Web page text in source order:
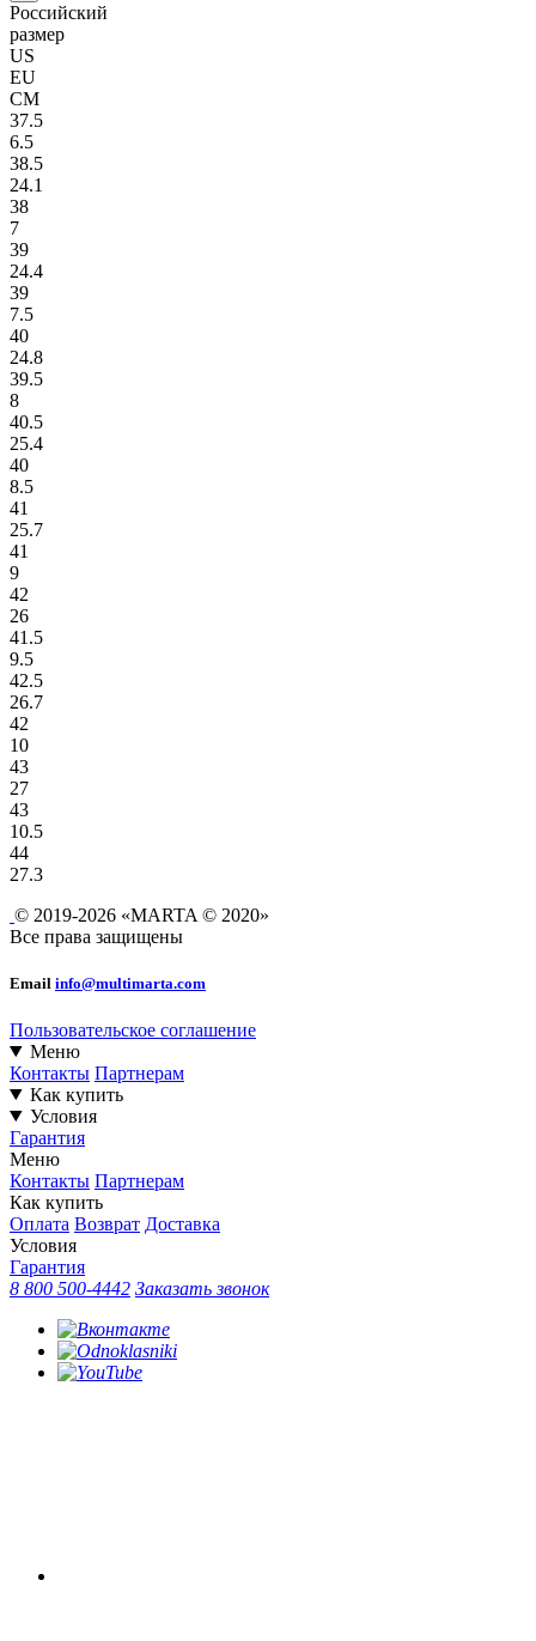
Российский
размер
US
EU
СМ
37.5
6.5
38.5
24.1
38
7
39
24.4
39
7.5
40
24.8
39.5
8
40.5
25.4
40
8.5
41
25.7
41
9
42
26
41.5
9.5
42.5
26.7
42
10
43
27
43
10.5
44
27.3
© 2019-2026 «MARTA © 2020»
Все права защищены
Email info@multimarta.com
Пользовательское соглашение
Меню
Контакты Партнерам
Как купить
Условия
Гарантия
Меню
Контакты Партнерам
Как купить
Оплата Возврат Доставка
Условия
Гарантия
8 800 500-4442 Заказать звонок